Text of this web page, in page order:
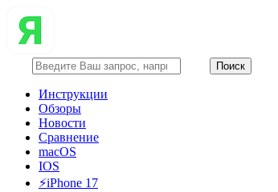
Инструкции
Обзоры
Новости
Сравнение
macOS
IOS
⚡️iPhone 17